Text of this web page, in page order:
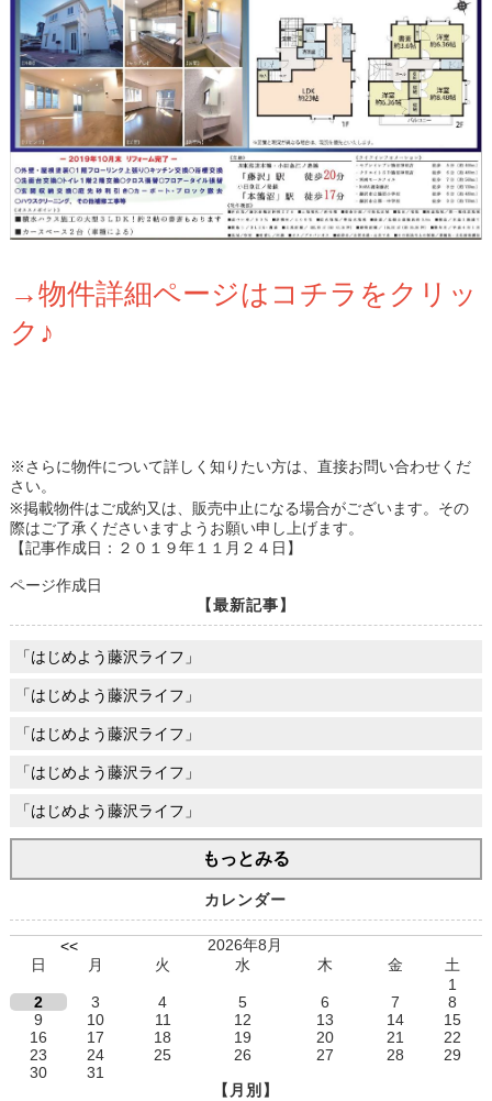
→物件詳細ページはコチラをクリッ
ク♪
※さらに物件について詳しく知りたい方は、直接お問い合わせくだ
さい。
※掲載物件はご成約又は、販売中止になる場合がございます。その
際はご了承くださいますようお願い申し上げます。
【記事作成日：２０１９年１１月２４日】
ページ作成日
【最新記事】
「はじめよう藤沢ライフ」
「はじめよう藤沢ライフ」
「はじめよう藤沢ライフ」
「はじめよう藤沢ライフ」
「はじめよう藤沢ライフ」
もっとみる
カレンダー
<<
2026年8月
日
月 火 水 木 金
土
1
2
3 4 5 6 7
8
9
10 11 12 13 14
15
16
17 18 19 20 21
22
23
24 25 26 27 28
29
30
31
【月別】